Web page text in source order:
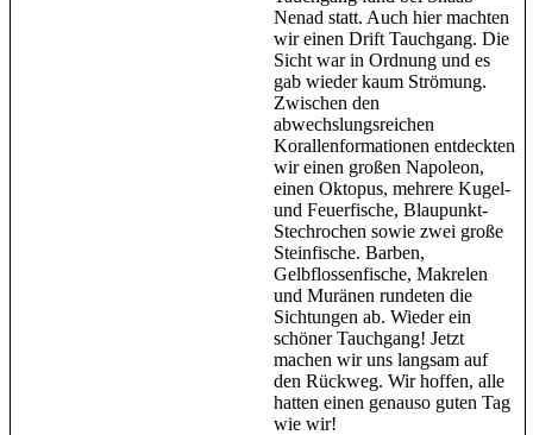
Nenad statt. Auch hier machten
wir einen Drift Tauchgang. Die
Sicht war in Ordnung und es
gab wieder kaum Strömung.
Zwischen den
abwechslungsreichen
Korallenformationen entdeckten
wir einen großen Napoleon,
einen Oktopus, mehrere Kugel-
und Feuerfische, Blaupunkt-
Stechrochen sowie zwei große
Steinfische. Barben,
Gelbflossenfische, Makrelen
und Muränen rundeten die
Sichtungen ab. Wieder ein
schöner Tauchgang! Jetzt
machen wir uns langsam auf
den Rückweg. Wir hoffen, alle
hatten einen genauso guten Tag
wie wir!